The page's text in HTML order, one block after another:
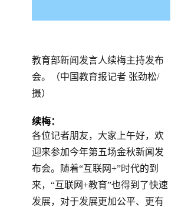
教育部新闻发言人续梅主持发布
会。（中国教育报记者 张劲松/
摄）
续梅：
各位记者朋友，大家上午好，欢
迎来参加今年第五场金秋新闻发
布会。随着“互联网+”时代的到
来，“互联网+教育”也得到了快速
发展，对于发展更加公平、更有